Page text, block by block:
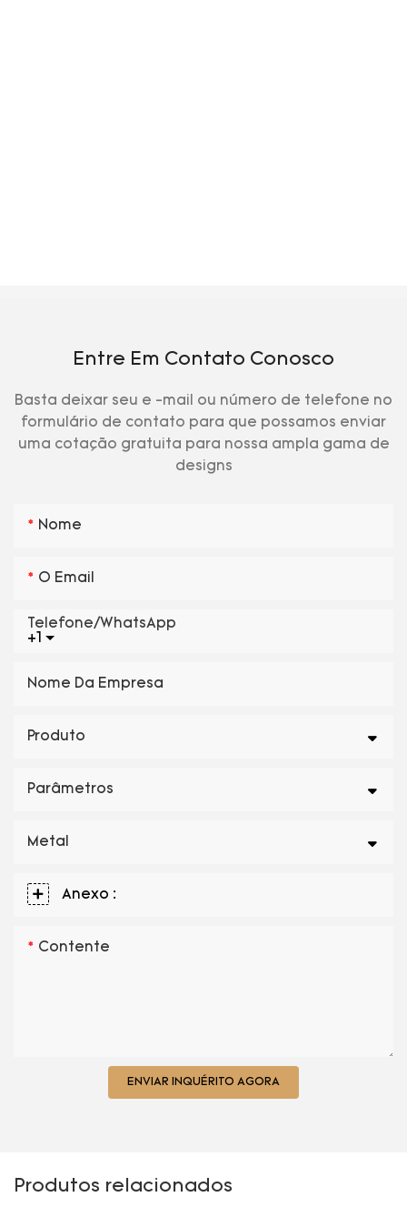
Entre Em Contato Conosco
Basta deixar seu e -mail ou número de telefone no
formulário de contato para que possamos enviar
uma cotação gratuita para nossa ampla gama de
designs
Nome
O Email
+1
Telefone/WhatsApp
Nome Da Empresa
Produto
Parâmetros
Metal
Anexo :
Contente
ENVIAR INQUÉRITO AGORA
Produtos relacionados